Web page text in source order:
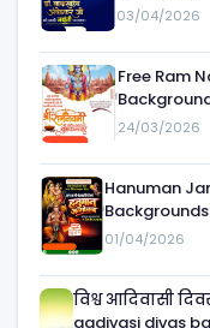
03/04/2026
Free Ram
24/03/2026
Hanuman
01/04/2026
विश्व आदिवासी
aadivasi divas